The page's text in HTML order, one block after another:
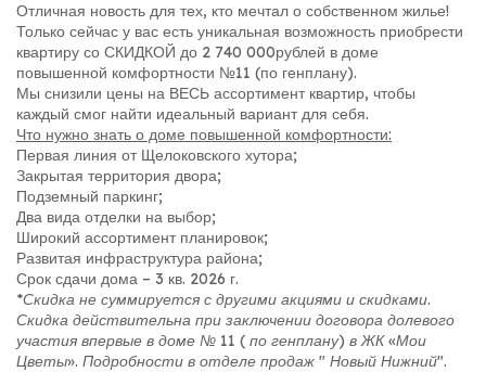
Отличная новость для тех, кто мечтал о собственном жилье!
Только сейчас у вас есть уникальная возможность приобрести
квартиру со СКИДКОЙ до 2 740 000рублей в доме
повышенной комфортности №11 (по генплану).
Мы снизили цены на ВЕСЬ ассортимент квартир, чтобы
каждый смог найти идеальный вариант для себя.
Что нужно знать о доме повышенной комфортности:
Первая линия от Щелоковского хутора;
Закрытая территория двора;
Подземный паркинг;
Два вида отделки на выбор;
Широкий ассортимент планировок;
Развитая инфраструктура района;
Срок сдачи дома – 3 кв. 2026 г.
*Скидка не суммируется с другими акциями и скидками.
Скидка действительна при заключении договора долевого
участия впервые в доме № 11 ( по генплану) в ЖК «Мои
Цветы». Подробности в отделе продаж " Новый Нижний".